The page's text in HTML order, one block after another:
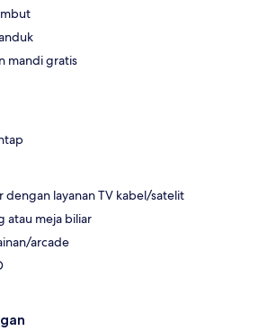
mandi gratis
dengan layanan TV kabel/satelit
atau meja biliar
arcade